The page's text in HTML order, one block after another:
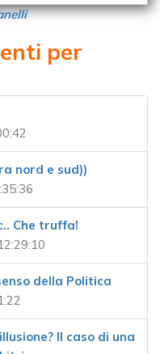
per
nord e sud))
Che truffa!
della Politica
Il caso di una